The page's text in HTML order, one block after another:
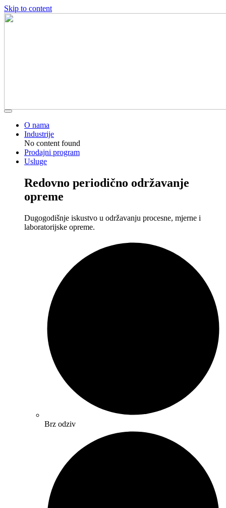
Skip to content
O nama
Industrije
No content found
Prodajni program
Usluge
Redovno periodično održavanje
opreme
Dugogodišnje iskustvo u održavanju procesne, mjerne i
laboratorijske opreme.
Brz odziv